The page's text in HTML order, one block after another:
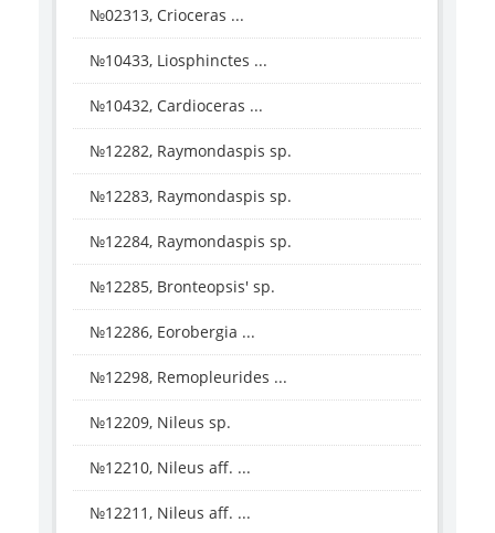
№02313, Crioceras ...
№10433, Liosphinctes ...
№10432, Cardioceras ...
№12282, Raymondaspis sp.
№12283, Raymondaspis sp.
№12284, Raymondaspis sp.
№12285, Bronteopsis' sp.
№12286, Eorobergia ...
№12298, Remopleurides ...
№12209, Nileus sp.
№12210, Nileus aff. ...
№12211, Nileus aff. ...